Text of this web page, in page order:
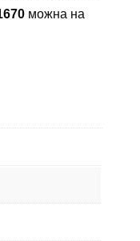
можна на